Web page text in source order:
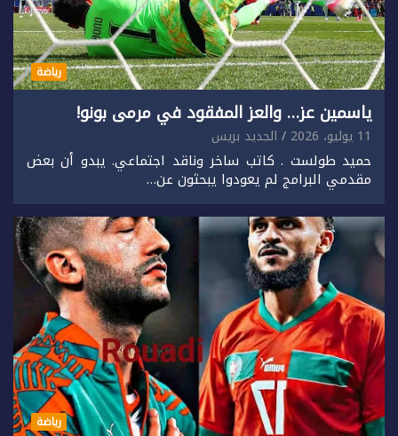
رياضة
ياسمين عز… والعز المفقود في مرمى بونو!
11 يوليو، 2026 الجديد بريس
حميد طولست . كاتب ساخر وناقد اجتماعي. يبدو أن بعض
مقدمي البرامج لم يعودوا يبحثون عن…
رياضة